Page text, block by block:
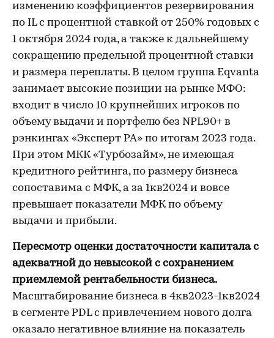
изменению коэффициентов резервирования
по IL с процентной ставкой от 250% годовых с
1 октября 2024 года, а также к дальнейшему
сокращению предельной процентной ставки
и размера переплаты. В целом группа Eqvanta
занимает высокие позиции на рынке МФО:
входит в число 10 крупнейших игроков по
объему выдачи и портфелю без NPL90+ в
рэнкингах «Эксперт РА» по итогам 2023 года.
При этом МКК «Турбозайм», не имеющая
кредитного рейтинга, по размеру бизнеса
сопоставима с МФК, а за 1кв2024 и вовсе
превышает показатели МФК по объему
выдачи и прибыли.
Пересмотр оценки достаточности капитала с
адекватной до невысокой с сохранением
приемлемой рентабельности бизнеса.
Масштабирование бизнеса в 4кв2023-1кв2024
в сегменте PDL с привлечением нового долга
оказало негативное влияние на показатель